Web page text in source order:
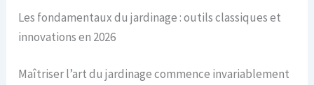
Les fondamentaux du jardinage : outils classiques et
innovations en 2026
Maîtriser l’art du jardinage commence invariablement